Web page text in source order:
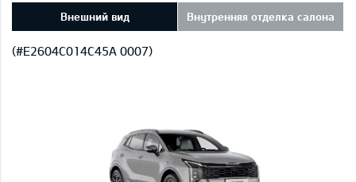
Внешний вид Внутренняя отделка салона
(#E2604C014C45A 0007)